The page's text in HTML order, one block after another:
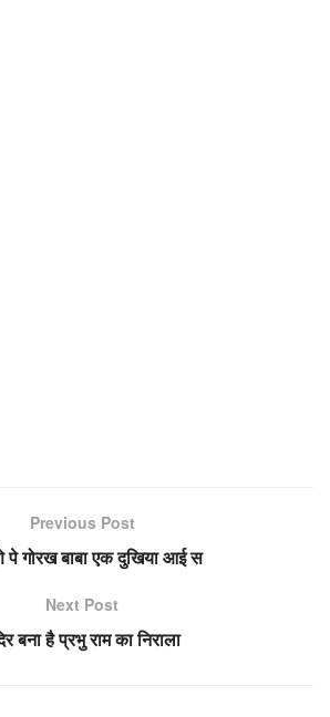
Previous Post
पे गोरख बाबा एक दुखिया आई स
Next Post
बना है प्रभु राम का निराला